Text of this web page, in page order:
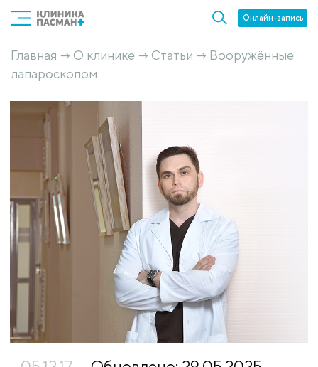
Онлайн-запись
Главная → О клинике → Статьи → Вооружённые
лапароскопом